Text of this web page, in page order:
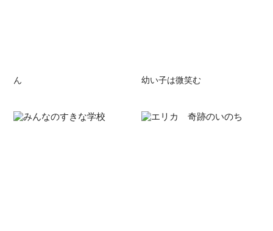
ん 幼い子は微笑む